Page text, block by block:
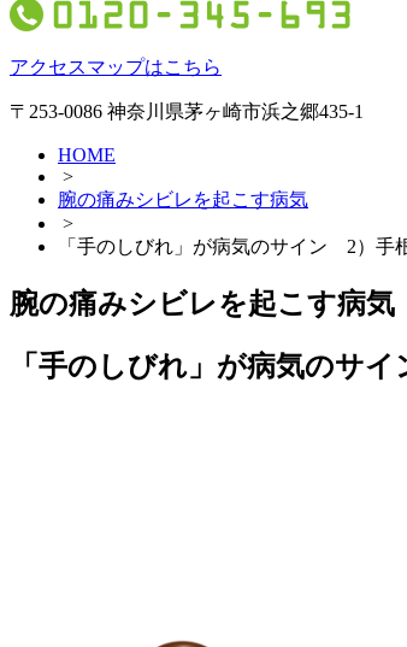
アクセスマップはこちら
〒253-0086 神奈川県茅ヶ崎市浜之郷435-1
HOME
>
腕の痛みシビレを起こす病気
>
「手のしびれ」が病気のサイン 2）手
腕の痛みシビレを起こす病気
「手のしびれ」が病気のサ